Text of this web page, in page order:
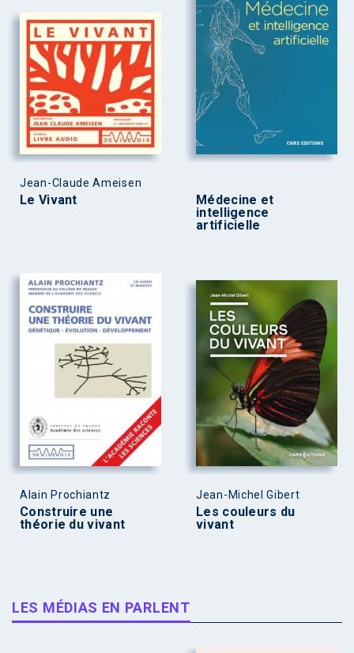
Jean-Claude Ameisen
Le Vivant
Médecine et
intelligence
artificielle
Alain Prochiantz
Construire une
théorie du vivant
Jean-Michel Gibert
Les couleurs du
vivant
LES MÉDIAS EN PARLENT